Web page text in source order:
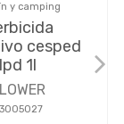
y camping
cesped
lpd 1l